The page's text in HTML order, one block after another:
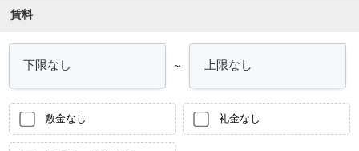
賃料
～
敷金なし 礼金なし